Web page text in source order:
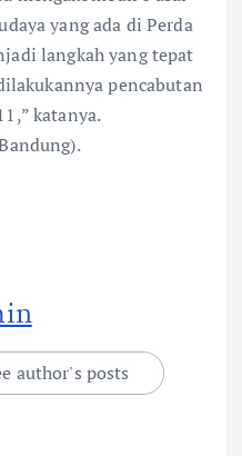
yang ada di Perda
langkah yang tepat
pencabutan
katanya.
author's posts